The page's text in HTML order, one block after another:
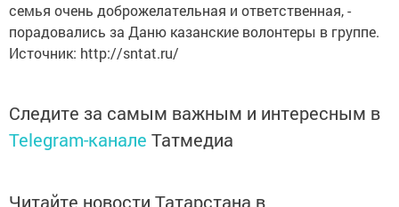
семья очень доброжелательная и ответственная, -
порадовались за Даню казанские волонтеры в группе.
Источник: http://sntat.ru/
Следите за самым важным и интересным в
Telegram-канале Татмедиа
Читайте новости Татарстана в